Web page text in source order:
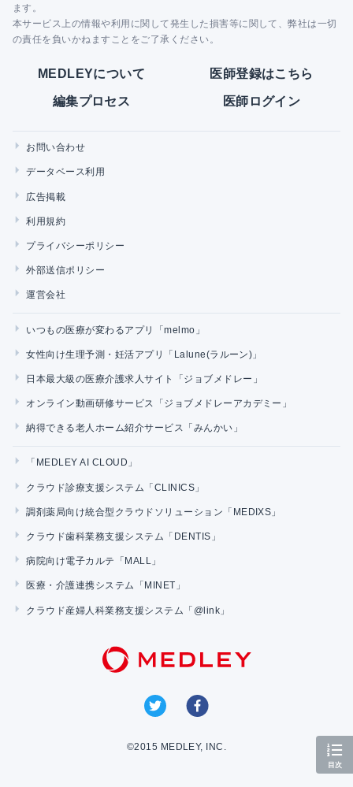
ます。
本サービス上の情報や利用に関して発生した損害等に関して、弊社は一切
の責任を負いかねますことをご了承ください。
MEDLEYについて 医師登録はこちら
編集プロセス 医師ログイン
お問い合わせ
データベース利用
広告掲載
利用規約
プライバシーポリシー
外部送信ポリシー
運営会社
いつもの医療が変わるアプリ「melmo」
女性向け生理予測・妊活アプリ「Lalune(ラルーン)」
日本最大級の医療介護求人サイト「ジョブメドレー」
オンライン動画研修サービス「ジョブメドレーアカデミー」
納得できる老人ホーム紹介サービス「みんかい」
「MEDLEY AI CLOUD」
クラウド診療支援システム「CLINICS」
調剤薬局向け統合型クラウドソリューション「MEDIXS」
クラウド歯科業務支援システム「DENTIS」
病院向け電子カルテ「MALL」
医療・介護連携システム「MINET」
クラウド産婦人科業務支援システム「@link」
©2015 MEDLEY, INC.
目次